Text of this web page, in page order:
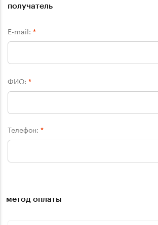
получатель
E-mail: *
ФИО: *
Телефон: *
метод оплаты